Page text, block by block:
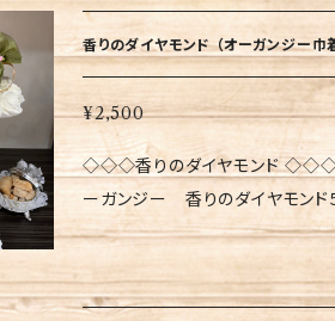
縮小する場合がございますので
ると、色が退色し、香りが薄くな
削って再度ご使用ください。
言われ、空間を浄化してくれる力
飾ったり、オーガンジーは巾着タ
も可能です。 ご自身に、大切な
♡ ▼オーガンジー巾着 縦約１３cm・横約10㎝ ▼オーガンジーのお
色は、ピンク・レッド・グリーン・
（香りのダイヤモンド３個入り）
エロー・ホワイトも販売して
日光の当たる場所等に置きます
でご注意ください。 ★長期間ご使
香りのダイヤモンド （オーガンジー巾
¥2,500
◇◇◇香りのダイヤモンド ◇◇◇
ーガンジー 香りのダイヤモンド
った、香りのダイヤモンドです。
をドバイの老舗生産者から特別に仕入れて
ぶとも言われ、空間を浄化してく